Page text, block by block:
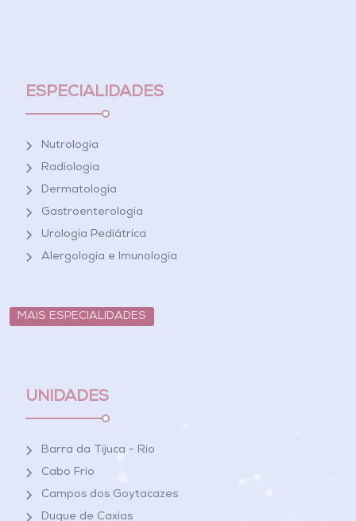
ESPECIALIDADES
Nutrologia
Radiologia
Dermatologia
Gastroenterologia
Urologia Pediátrica
Alergologia e Imunologia
MAIS ESPECIALIDADES
UNIDADES
Barra da Tijuca - Rio
Cabo Frio
Campos dos Goytacazes
Duque de Caxias